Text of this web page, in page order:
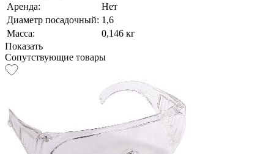
Аренда:
Нет
Диаметр посадочный: 1,6
Масса:
0,146 кг
Показать
Сопутствующие товары